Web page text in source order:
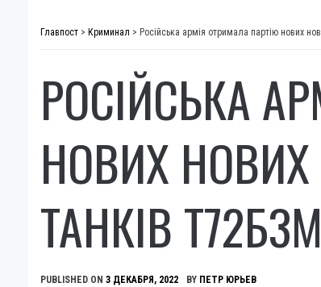
Главпост > Криминал > Російська армія отримала партію нових
РОСІЙСЬКА
НОВИХ НОВИХ
ТАНКІВ Т72Б3М
PUBLISHED ON 3 ДЕКАБРЯ, 2022 BY ПЕТР ЮРЬЕВ